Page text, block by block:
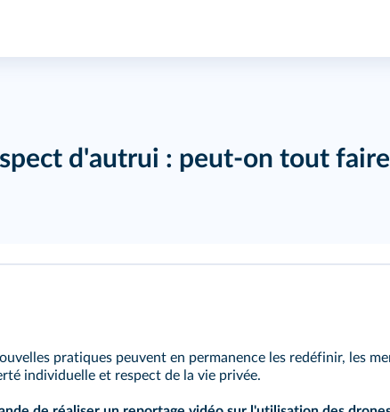
d'autrui : peut-on tout
pratiques peuvent en permanence les redéfinir, les
individuelle et respect de la vie privée.